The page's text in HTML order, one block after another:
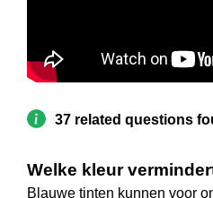
37 related questions
Welke kleur
Blauwe tinten kunnen voor